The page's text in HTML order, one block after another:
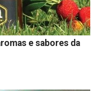
e sabores da